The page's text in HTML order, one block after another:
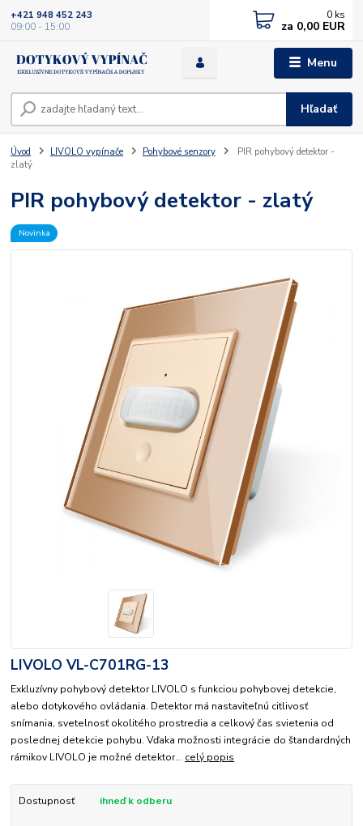
Menu
Hľadať
+421 948 452 243
09:00 - 15:00
0 ks
za 0,00 EUR
Úvod LIVOLO vypínače Pohybové senzory
PIR pohybový detektor -
zlatý
PIR pohybový detektor - zlatý
Novinka
LIVOLO VL-C701RG-13
Exkluzívny pohybový detektor LIVOLO s funkciou pohybovej detekcie,
alebo dotykového ovládania. Detektor má nastaviteľnú citlivosť
snímania, svetelnosť okolitého prostredia a celkový čas svietenia od
poslednej detekcie pohybu. Vďaka možnosti integrácie do štandardných
rámikov LIVOLO je možné detektor... celý popis
Dostupnosť ihneď k odberu